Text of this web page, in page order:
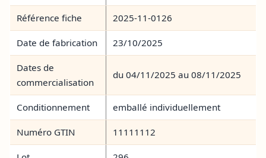
Référence fiche 2025-11-0126
Date de fabrication 23/10/2025
Dates de
commercialisation
du 04/11/2025 au 08/11/2025
Conditionnement emballé individuellement
Numéro GTIN 11111112